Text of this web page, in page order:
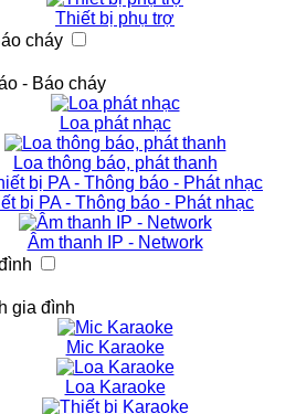
Thiết bị phụ trợ
cháy
- Báo cháy
Loa phát nhạc
Loa thông báo, phát thanh
bị PA - Thông báo - Phát nhạc
Âm thanh IP - Network
gia đình
Mic Karaoke
Loa Karaoke